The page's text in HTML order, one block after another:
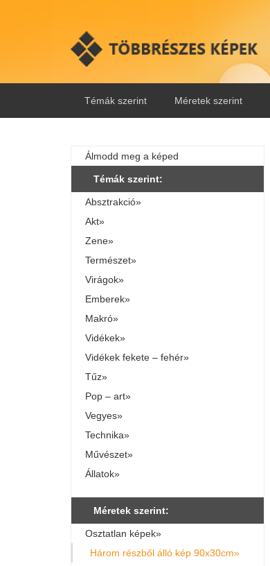
Témák szerint Méretek szerint
Álmodd meg a képed
Témák szerint:
Absztrakció»
Akt»
Zene»
Természet»
Virágok»
Emberek»
Makró»
Vidékek»
Vidékek fekete – fehér»
Tűz»
Pop – art»
Vegyes»
Technika»
Művészet»
Állatok»
Méretek szerint:
Osztatlan képek»
Három részből álló kép 90x30cm»